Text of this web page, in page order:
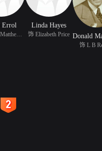
Errol
饰 Uncle Matthew Matt
Linda Hayes
饰 Elizabeth Price
饰 L B